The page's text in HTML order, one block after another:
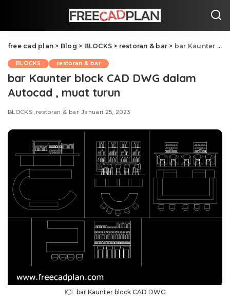
free cad plan > Blog > BLOCKS > restoran & bar > bar Kaunter block CAD DWG dalam Autocad , muat turun
BLOCKS restoran & bar
bar Kaunter block CAD DWG dalam
Autocad , muat turun
BLOCKS restoran & bar Januari 25, 2023
bar Kaunter block CAD DWG